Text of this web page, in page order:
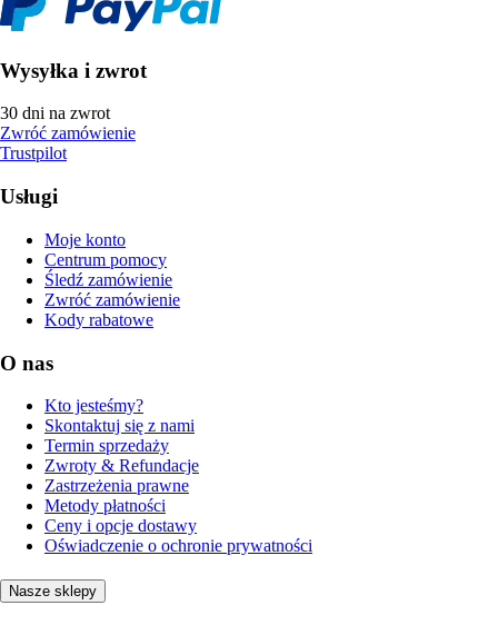
Wysyłka i zwrot
30 dni na zwrot
Zwróć zamówienie
Trustpilot
Usługi
Moje konto
Centrum pomocy
Śledź zamówienie
Zwróć zamówienie
Kody rabatowe
O nas
Kto jesteśmy?
Skontaktuj się z nami
Termin sprzedaży
Zwroty & Refundacje
Zastrzeżenia prawne
Metody płatności
Ceny i opcje dostawy
Oświadczenie o ochronie prywatności
Nasze sklepy